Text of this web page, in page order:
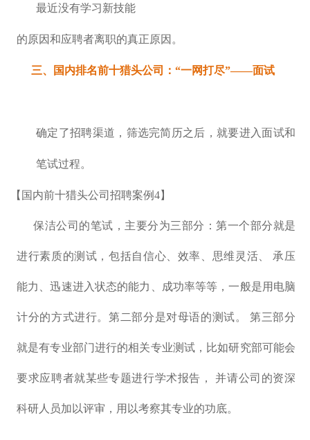
最近没有学习新技能
的原因和应聘者离职的真正原因。
三、国内排名前十猎头公司： “一网打尽”——面试
确定了招聘渠道，筛选完简历之后，就要进入面试和
笔试过程。
【国内前十猎头公司招聘案例4】
保洁公司的笔试，主要分为三部分：第一个部分就是
进行素质的测试，包括自信心、效率、思维灵活、 承压
能力、迅速进入状态的能力、成功率等等，一般是用电脑
计分的方式进行。第二部分是对母语的测试。 第三部分
就是有专业部门进行的相关专业测试，比如研究部可能会
要求应聘者就某些专题进行学术报告， 并请公司的资深
科研人员加以评审，用以考察其专业的功底。